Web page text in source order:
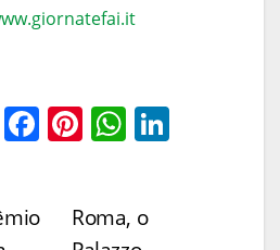
Pr F
e
Pi
e
W
s
Roma, o